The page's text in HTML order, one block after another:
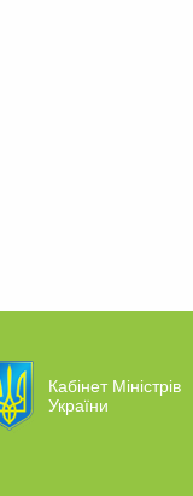
Кабінет Міністрів
України